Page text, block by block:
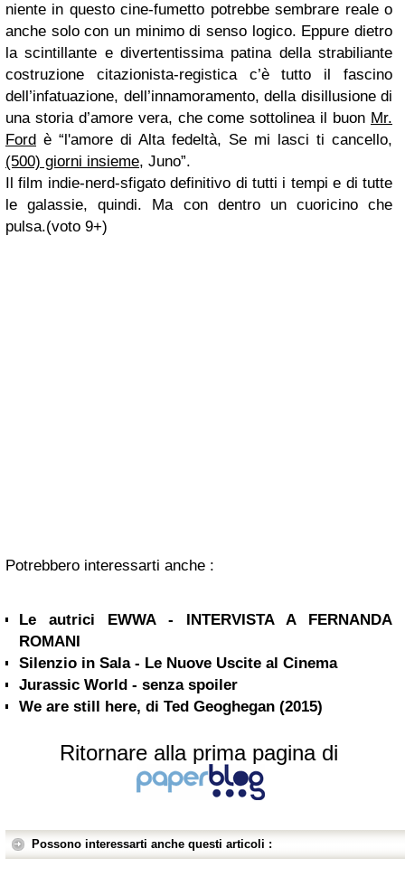
niente in questo cine-fumetto potrebbe sembrare reale o
anche solo con un minimo di senso logico. Eppure dietro
la scintillante e divertentissima patina della strabiliante
costruzione citazionista-registica c’è tutto il fascino
dell’infatuazione, dell’innamoramento, della disillusione di
una storia d’amore vera, che come sottolinea il buon Mr.
Ford è “l'amore di Alta fedeltà, Se mi lasci ti cancello,
(500) giorni insieme, Juno”.
Il film indie-nerd-sfigato definitivo di tutti i tempi e di tutte
le galassie, quindi. Ma con dentro un cuoricino che
pulsa.(voto 9+)
Potrebbero interessarti anche :
Le autrici EWWA - INTERVISTA A FERNANDA
ROMANI
Silenzio in Sala - Le Nuove Uscite al Cinema
Jurassic World - senza spoiler
We are still here, di Ted Geoghegan (2015)
Ritornare alla prima pagina di
Possono interessarti anche questi articoli :